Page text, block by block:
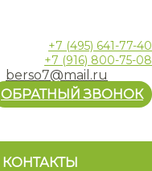
+7 (495) 641-77-40
+7 (916) 800-75-08
berso7@mail.ru
ОБРАТНЫЙ ЗВОНОК
КОНТАКТЫ